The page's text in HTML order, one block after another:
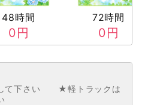
48時間
0円
72時間
0円
して下さい ★軽トラックは